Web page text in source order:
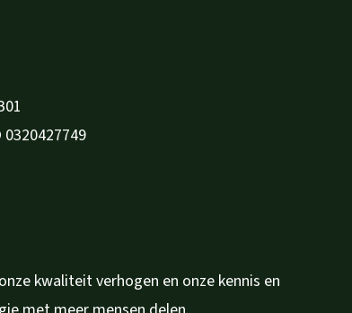
kwaliteit verhogen en onze kennis en